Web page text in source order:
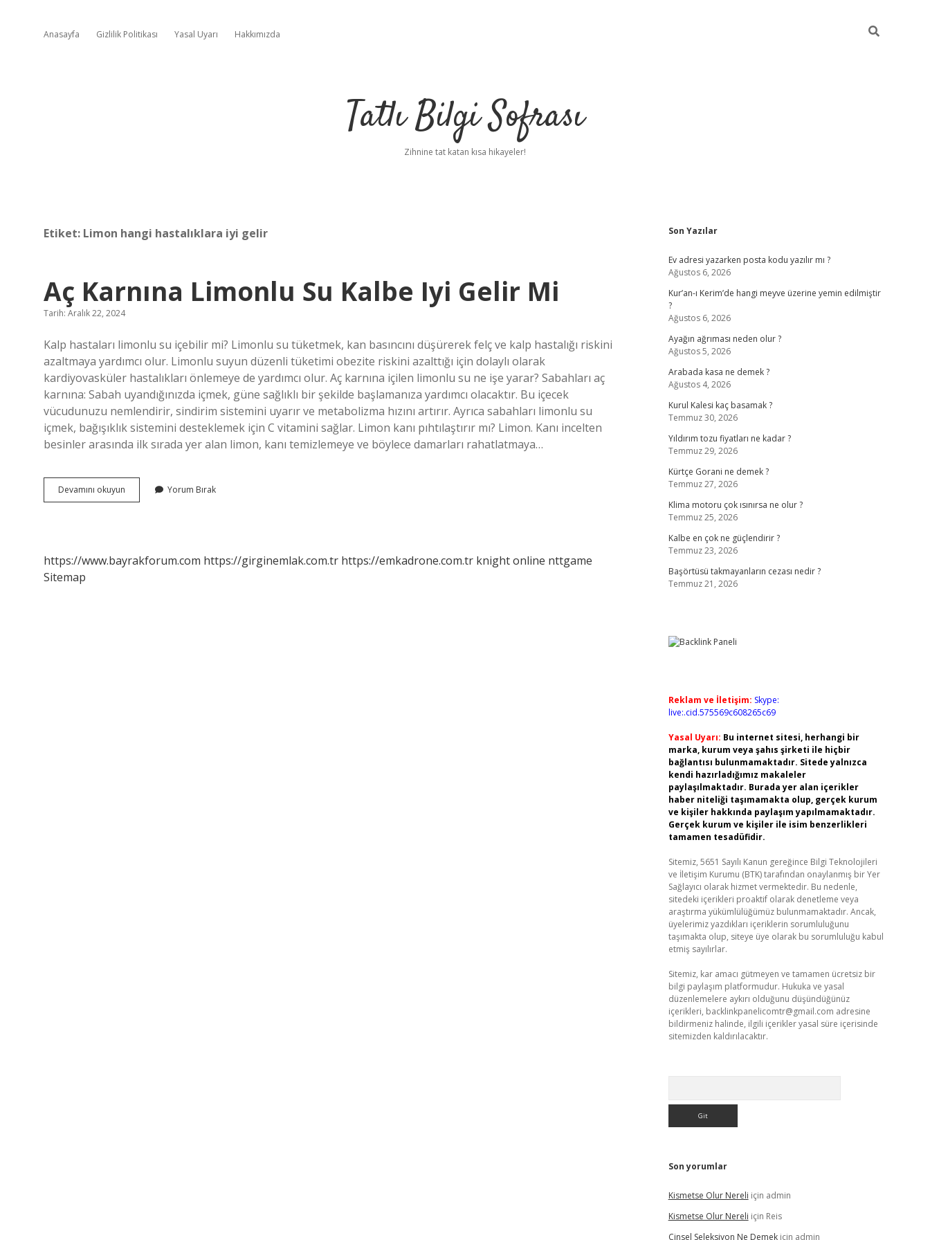
Anasayfa Gizlilik Politikası Yasal Uyarı Hakkımızda
Tatlı Bilgi Sofrası
Zihnine tat katan kısa hikayeler!
Etiket: Limon hangi hastalıklara iyi gelir
Aç Karnına Limonlu Su Kalbe Iyi Gelir Mi
Tarih: Aralık 22, 2024
Kalp hastaları limonlu su içebilir mi? Limonlu su tüketmek, kan basıncını düşürerek felç ve kalp hastalığı riskini
azaltmaya yardımcı olur. Limonlu suyun düzenli tüketimi obezite riskini azalttığı için dolaylı olarak
kardiyovasküler hastalıkları önlemeye de yardımcı olur. Aç karnına içilen limonlu su ne işe yarar? Sabahları aç
karnına: Sabah uyandığınızda içmek, güne sağlıklı bir şekilde başlamanıza yardımcı olacaktır. Bu içecek
vücudunuzu nemlendirir, sindirim sistemini uyarır ve metabolizma hızını artırır. Ayrıca sabahları limonlu su
içmek, bağışıklık sistemini desteklemek için C vitamini sağlar. Limon kanı pıhtılaştırır mı? Limon. Kanı incelten
besinler arasında ilk sırada yer alan limon, kanı temizlemeye ve böylece damarları rahatlatmaya…
Devamını okuyun
Karnına
Gelir
Yorum Bırak
https://www.bayrakforum.com https://girginemlak.com.tr https://emkadrone.com.tr knight online nttgame
Sitemap
Sidebar
Son Yazılar
Ev adresi yazarken posta kodu yazılır mı ?
Ağustos 6, 2026
Kur’an-ı Kerim’de hangi meyve üzerine yemin edilmiştir
?
Ağustos 6, 2026
Ayağın ağrıması neden olur ?
Ağustos 5, 2026
Arabada kasa ne demek ?
Ağustos 4, 2026
Kurul Kalesi kaç basamak ?
Temmuz 30, 2026
Yıldırım tozu fiyatları ne kadar ?
Temmuz 29, 2026
Kürtçe Gorani ne demek ?
Temmuz 27, 2026
Klima motoru çok ısınırsa ne olur ?
Temmuz 25, 2026
Kalbe en çok ne güçlendirir ?
Temmuz 23, 2026
Başörtüsü takmayanların cezası nedir ?
Temmuz 21, 2026
Reklam ve İletişim: Skype:
live:.cid.575569c608265c69
Yasal Uyarı: Bu internet sitesi, herhangi bir
marka, kurum veya şahıs şirketi ile hiçbir
bağlantısı bulunmamaktadır. Sitede yalnızca
kendi hazırladığımız makaleler
paylaşılmaktadır. Burada yer alan içerikler
haber niteliği taşımamakta olup, gerçek kurum
ve kişiler hakkında paylaşım yapılmamaktadır.
Gerçek kurum ve kişiler ile isim benzerlikleri
tamamen tesadüfidir.
Sitemiz, 5651 Sayılı Kanun gereğince Bilgi Teknolojileri
ve İletişim Kurumu (BTK) tarafından onaylanmış bir Yer
Sağlayıcı olarak hizmet vermektedir. Bu nedenle,
sitedeki içerikleri proaktif olarak denetleme veya
araştırma yükümlülüğümüz bulunmamaktadır. Ancak,
üyelerimiz yazdıkları içeriklerin sorumluluğunu
taşımakta olup, siteye üye olarak bu sorumluluğu kabul
etmiş sayılırlar.
Sitemiz, kar amacı gütmeyen ve tamamen ücretsiz bir
bilgi paylaşım platformudur. Hukuka ve yasal
düzenlemelere aykırı olduğunu düşündüğünüz
içerikleri, backlinkpanelicomtr@gmail.com adresine
bildirmeniz halinde, ilgili içerikler yasal süre içerisinde
sitemizden kaldırılacaktır.
Son yorumlar
Kismetse Olur Nereli için admin
Kismetse Olur Nereli için Reis
Cinsel Seleksiyon Ne Demekiçin admin